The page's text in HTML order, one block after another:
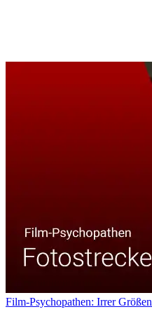
Film-Psychopathen: Irrer